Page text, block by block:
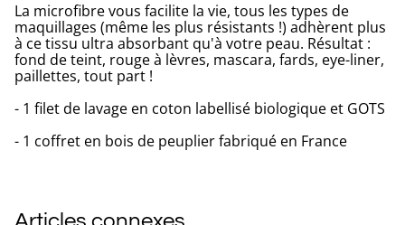
La microfibre vous facilite la vie, tous les types de
maquillages (même les plus résistants !) adhèrent plus
à ce tissu ultra absorbant qu'à votre peau. Résultat :
fond de teint, rouge à lèvres, mascara, fards, eye-liner,
paillettes, tout part !
- 1 filet de lavage en coton labellisé biologique et GOTS
- 1 coffret en bois de peuplier fabriqué en France